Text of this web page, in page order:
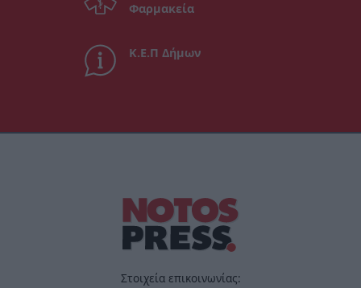
Φαρμακεία
Κ.Ε.Π Δήμων
Στοιχεία επικοινωνίας: